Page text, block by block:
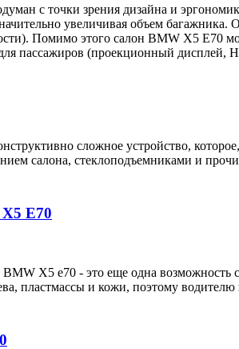
с точки зрения дизайна и
увеличивая объем
Помимо этого салон BMW X5 Е70
пассажиров (проекционный дисплей,
сложное устройство,
салона, стеклоподъемниками и
E70
BMW X5 e70 - это еще одна
пластмассы и кожи, поэтому